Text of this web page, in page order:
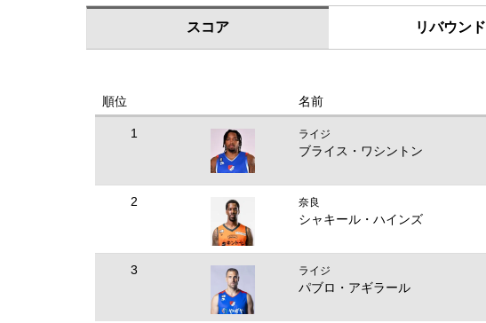
スコア リバウンド
順位 名前
1 ライジ
ブライス・ワシントン
2 奈良
シャキール・ハインズ
3 ライジ
パブロ・アギラール